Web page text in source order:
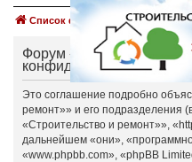
Список форумов
Форум «Строительство
конфиденциальности
Это соглашение подробно
ремонт»» и его
«Строительство и ремонт»»,
дальнейшем «они»,
«www.phpbb.com», «phpBB